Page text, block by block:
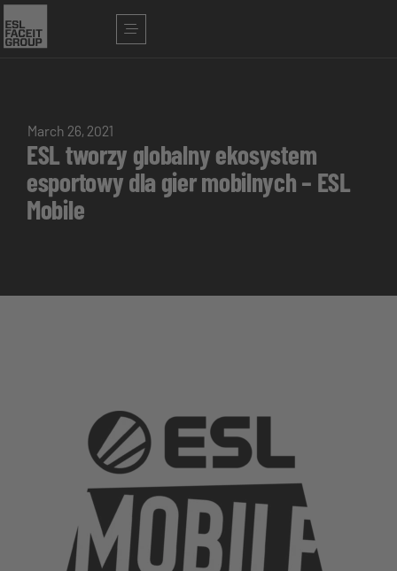
March 26, 2021
ESL tworzy globalny ekosystem
esportowy dla gier mobilnych – ESL
Mobile